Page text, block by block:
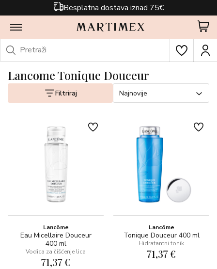
Besplatna dostava iznad 75€
Lancome Tonique Douceur
Filtriraj Najnovije
Lancôme
Eau Micellaire Douceur
400 ml
Vodica za čišćenje lica
71,37 €
Lancôme
Tonique Douceur 400 ml
Hidratantni tonik
71,37 €